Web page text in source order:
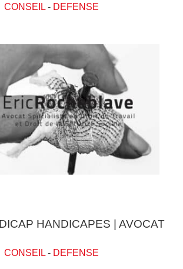
CONSEIL- DEFENSE
HANDICAPES | AVOCAT
CONSEIL- DEFENSE